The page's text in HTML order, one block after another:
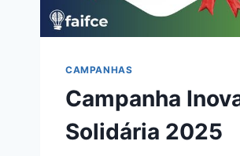
CAMPANHAS
Campanha
Solidária 2025